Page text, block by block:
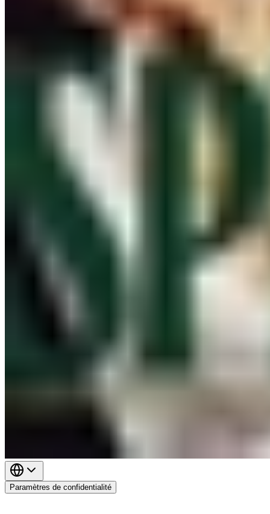
Paramètres de confidentialité